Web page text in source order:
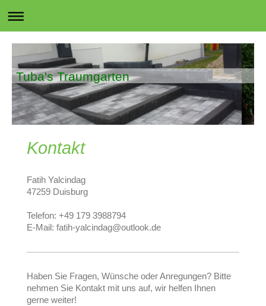
Tuba's Traumgarten
Kontakt
Fatih Yalcindag
47259 Duisburg
Telefon: +49 179 3988794
E-Mail: fatih-yalcindag@outlook.de
Haben Sie Fragen, Wünsche oder Anregungen? Bitte
nehmen Sie Kontakt mit uns auf, wir helfen Ihnen
gerne weiter!